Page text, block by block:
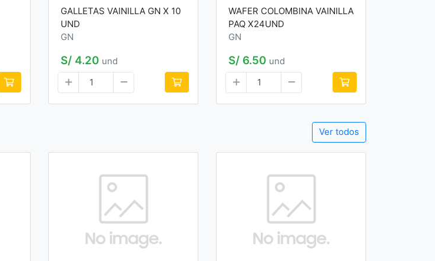
GALLETAS VAINILLA GN X 10
UND
GN
S/ 4.20 und
WAFER COLOMBINA VAINILLA
PAQ X24UND
GN
S/ 6.50 und
Ver todos